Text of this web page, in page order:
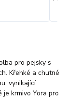
pro pejsky s
Křehké a chutné
vynikající
krmivo Yora pro